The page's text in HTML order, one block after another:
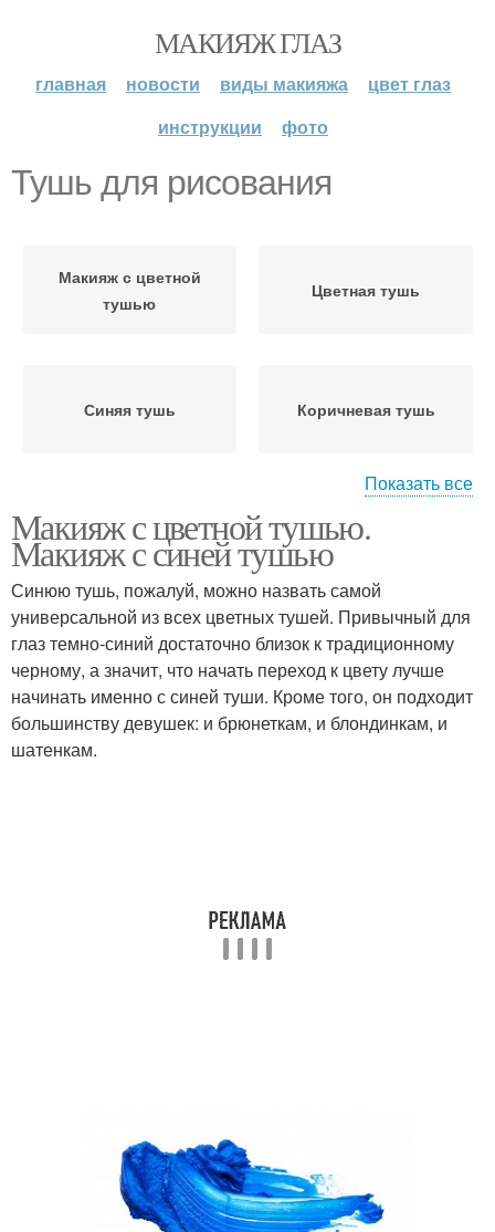
МАКИЯЖ ГЛАЗ
главная новости виды макияжа
цвет глаз
инструкции
фото
Тушь для рисования
Макияж с цветной
тушью
Цветная тушь
Синяя тушь Коричневая тушь
Фиолетовая тушь
Показать все
Макияж с цветной тушью.
Макияж с синей тушью
Синюю тушь, пожалуй, можно назвать самой
универсальной из всех цветных тушей. Привычный для
глаз темно-синий достаточно близок к традиционному
черному, а значит, что начать переход к цвету лучше
начинать именно с синей туши. Кроме того, он подходит
большинству девушек: и брюнеткам, и блондинкам, и
шатенкам.